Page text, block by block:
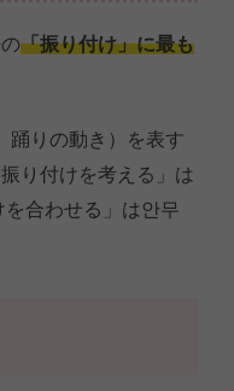
「振り付け」に最も
踊りの動き）を表す
り付けを考える」は
合わせる」は안무